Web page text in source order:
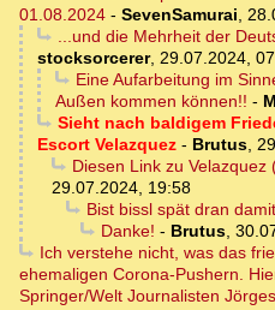
01.08.2024 - SevenSamurai,
...und die Mehrheit der
stocksorcerer, 29.07.2024,
Eine Aufarbeitung im
Außen kommen können!! -
Sieht nach baldigem
Escort Velazquez - Brutus,
Diesen Link zu Velazquez
29.07.2024, 19:58
Bist bissl spät dran damit
Danke! - Brutus,
Ich verstehe nicht, was das
ehemaligen Corona-Pushern.
Springer/Welt Journalisten